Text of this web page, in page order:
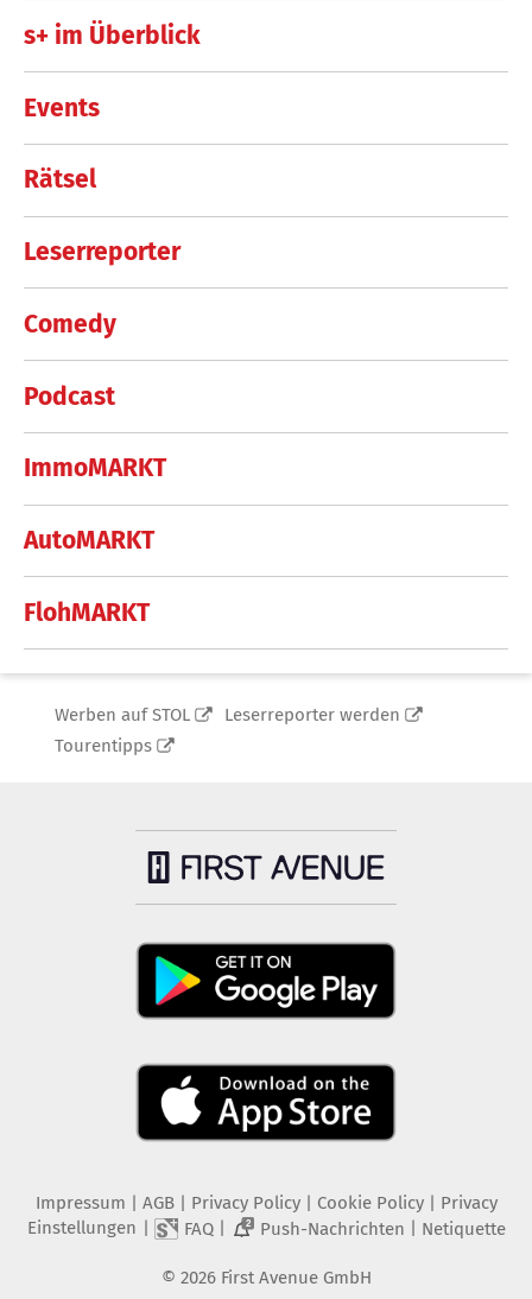
s+ im Überblick
Events
Rätsel
Leserreporter
Comedy
Podcast
ImmoMARKT
AutoMARKT
FlohMARKT
Werben auf STOL
Leserreporter werden
Tourentipps
Impressum | AGB | Privacy Policy| Cookie Policy| Privacy
Einstellungen | FAQ| 2 Push-Nachrichten | Netiquette
© 2026 First Avenue GmbH